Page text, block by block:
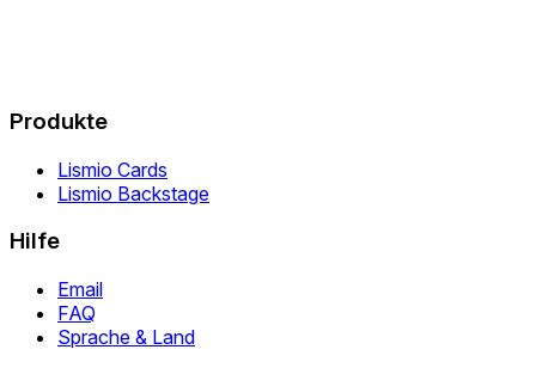
Produkte
Lismio Cards
Lismio Backstage
Hilfe
Email
FAQ
Sprache & Land